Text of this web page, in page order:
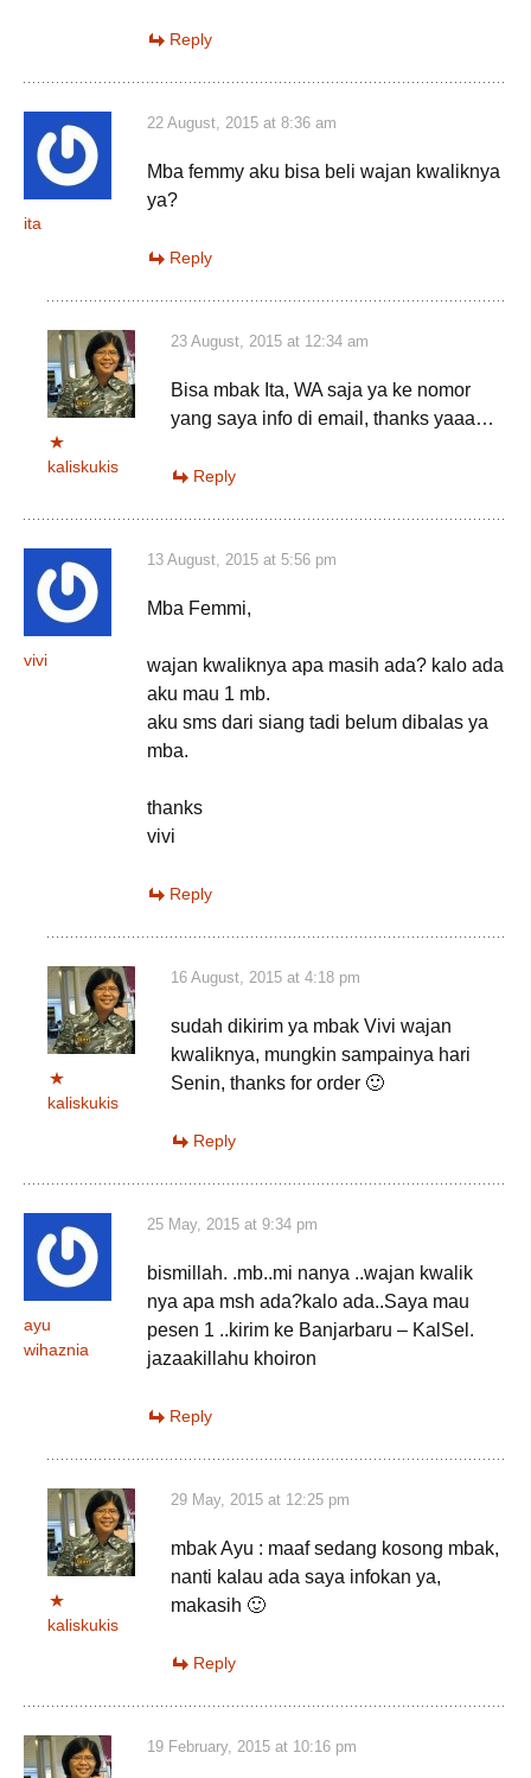
Reply
ita
22 August, 2015 at 8:36 am
Mba femmy aku bisa beli wajan kwaliknya
ya?
Reply
kaliskukis
23 August, 2015 at 12:34 am
Bisa mbak Ita, WA saja ya ke nomor
yang saya info di email, thanks yaaa…
Reply
vivi
13 August, 2015 at 5:56 pm
Mba Femmi,
wajan kwaliknya apa masih ada? kalo ada
aku mau 1 mb.
aku sms dari siang tadi belum dibalas ya
mba.
thanks
vivi
Reply
kaliskukis
16 August, 2015 at 4:18 pm
sudah dikirim ya mbak Vivi wajan
kwaliknya, mungkin sampainya hari
Senin, thanks for order 🙂
Reply
ayu
wihaznia
25 May, 2015 at 9:34 pm
bismillah. .mb..mi nanya ..wajan kwalik
nya apa msh ada?kalo ada..Saya mau
pesen 1 ..kirim ke Banjarbaru – KalSel.
jazaakillahu khoiron
Reply
kaliskukis
29 May, 2015 at 12:25 pm
mbak Ayu : maaf sedang kosong mbak,
nanti kalau ada saya infokan ya,
makasih 🙂
Reply
19 February, 2015 at 10:16 pm